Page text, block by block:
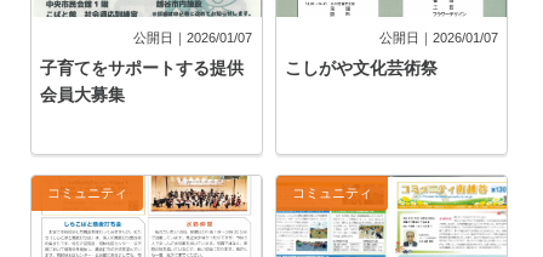
公開日｜2026/01/07
子育てをサポートする提供
会員大募集
公開日｜2026/01/07
こしがや文化芸術祭
コミュニティ コミュニティ